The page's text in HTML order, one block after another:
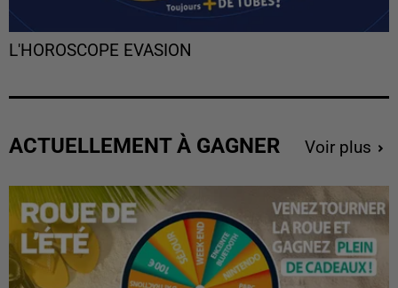
L'HOROSCOPE EVASION
ACTUELLEMENT À GAGNER Voir plus